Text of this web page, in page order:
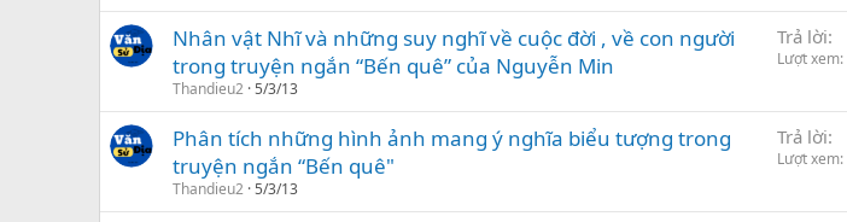
Nhân vật Nhĩ và những suy nghĩ về cuộc đời , về con người
trong truyện ngắn “Bến quê” của Nguyễn Min
Thandieu2 5/3/13
Trả lời
Lượt xem
Phân tích những hình ảnh mang ý nghĩa biểu tượng trong
truyện ngắn “Bến quê"
Thandieu2 5/3/13
Trả lời
Lượt xem